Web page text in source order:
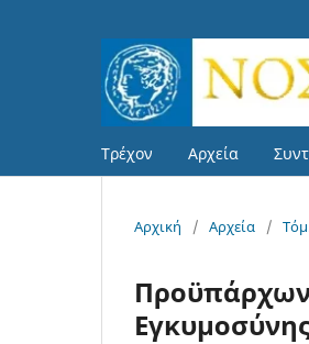
Τρέχον Αρχεία
Αρχική / Αρχεία /
Προϋπάρχων